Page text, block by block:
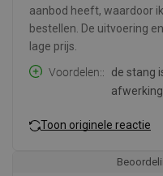
aanbod heeft, waardoor
bestellen. De uitvoering
lage prijs.
Voordelen:
de stang
Toon originele reactie